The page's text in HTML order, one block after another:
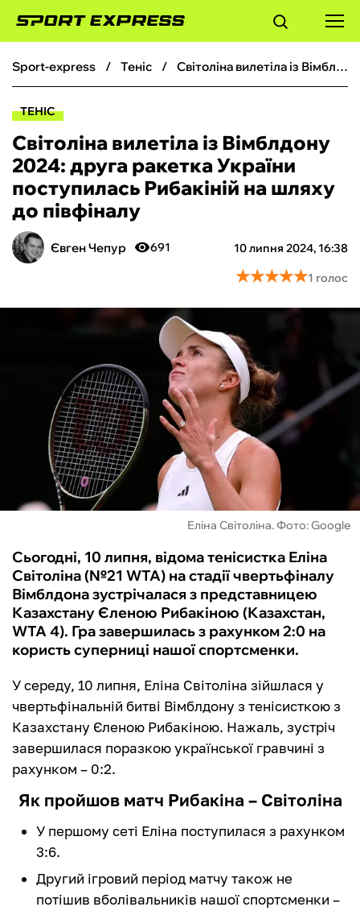
ФУТБОЛ
БОКС
ХОКЕЙ
ТЕНІС
КІБЕРСПОРТ
ФУТЗАЛ
ІНШІ
БУКМЕКЕРИ
sport-express теніс Світоліна вилетіла із Вімблдону 2024: друга ракетка України поступилась Рибакіній на шляху до півфіналу
ТЕНІС
Світоліна вилетіла із Вімблдону
2024: друга ракетка України
поступилась Рибакіній на шляху
до півфіналу
Євген Чепур 10 липня 2024, 16:38
691
★★★★★
★★★★★1 голос
Еліна Світоліна. Фото: Google
Сьогодні, 10 липня, відома тенісистка Еліна
Світоліна (№21 WTA) на стадії чвертьфіналу
Вімблдона зустрічалася з представницею
Казахстану Єленою Рибакіною (Казахстан,
WTA 4). Гра завершилась з рахунком 2:0 на
користь суперниці нашої спортсменки.
У середу, 10 липня, Еліна Світоліна зійшлася у
чвертьфінальній битві Вімблдону з тенісисткою з
Казахстану Єленою Рибакіною. Нажаль, зустріч
завершилася поразкою української гравчині з
рахунком – 0:2.
Як пройшов матч Рибакіна – Світоліна
У першому сеті Еліна поступилася з рахунком
3:6.
Другий ігровий період матчу також не
потішив вболівальників нашої спортсменки –